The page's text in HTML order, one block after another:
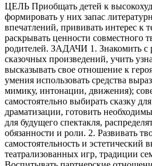
ЦЕЛЬ Приобщать детей к
формировать у них запас
впечатлений, прививать интерес к
раскрывать ценности совместного
родителей. ЗАДАЧИ 1. Знакомить с
сказочных произведений, учить
высказывать свое отношение к
умения использовать средства
мимику, интонации, движения);
самостоятельно выбирать сказку
драматизации, готовить
для будущего спектакля,
обязанности и роли. 2. Развивать
самостоятельность и эстетический
театрализованных игр, традиции